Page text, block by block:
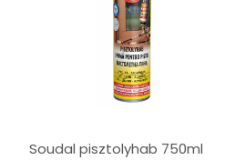
Soudal pisztolyhab 750ml